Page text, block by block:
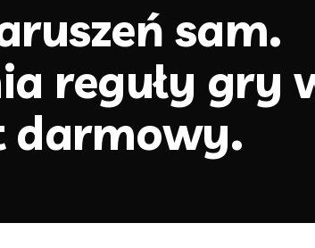
sam.
reguły gry
darmowy.